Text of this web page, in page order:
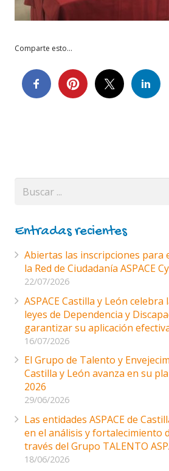
Comparte esto...
Entradas recientes
Abiertas las inscripciones para
la Red de Ciudadanía ASPACE
22/07/2026
ASPACE Castilla y León
leyes de Dependencia y
garantizar su aplicación
16/07/2026
El Grupo de Talento y
Castilla y León avanza en su
2026
29/06/2026
Las entidades ASPACE de
en el análisis y fortalecimiento
través del Grupo TALENTO
18/06/2026